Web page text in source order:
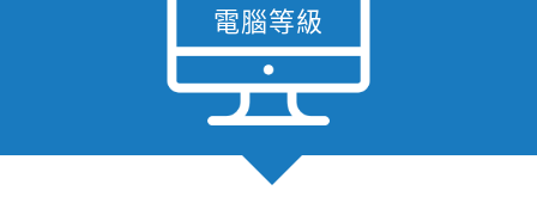
電腦等級